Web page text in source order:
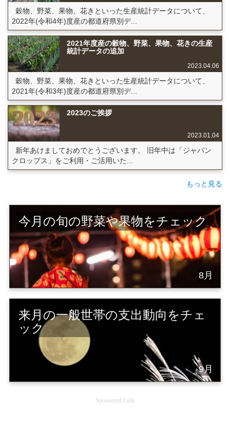
穀物、野菜、果物、花きといった生産統計データについて、
2022年(令和4年)度産の都道府県別デ...
2021年度産の穀物、野菜、果物、花きの生産
統計データの追加
2023.04.06
穀物、野菜、果物、花きといった生産統計データについて、
2021年(令和3年)度産の都道府県別デ...
2023のご挨拶
2023.01.04
新年あけましておめでとうございます。 旧年中は「ジャパン
クロップス」をご利用・ご活用いた...
もっと見る
今月の旬の野菜や果物をチェック
8月
来月の一般世帯の支出動向をチェ
ック
9月
Sponsored Link